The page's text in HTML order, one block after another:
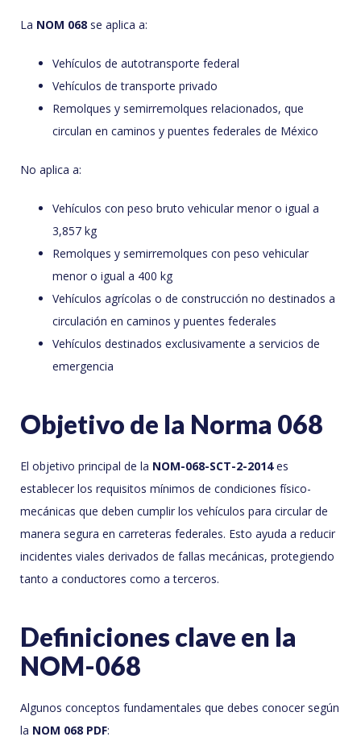
La NOM 068 se aplica a:
Vehículos de autotransporte federal
Vehículos de transporte privado
Remolques y semirremolques relacionados, que
circulan en caminos y puentes federales de México
No aplica a:
Vehículos con peso bruto vehicular menor o igual a
3,857 kg
Remolques y semirremolques con peso vehicular
menor o igual a 400 kg
Vehículos agrícolas o de construcción no destinados a
circulación en caminos y puentes federales
Vehículos destinados exclusivamente a servicios de
emergencia
Objetivo de la Norma 068
El objetivo principal de la NOM-068-SCT-2-2014es
establecer los requisitos mínimos de condiciones físico-
mecánicas que deben cumplir los vehículos para circular de
manera segura en carreteras federales. Esto ayuda a reducir
incidentes viales derivados de fallas mecánicas, protegiendo
tanto a conductores como a terceros.
Definiciones clave en la
NOM-068
Algunos conceptos fundamentales que debes conocer según
la NOM 068 PDF: